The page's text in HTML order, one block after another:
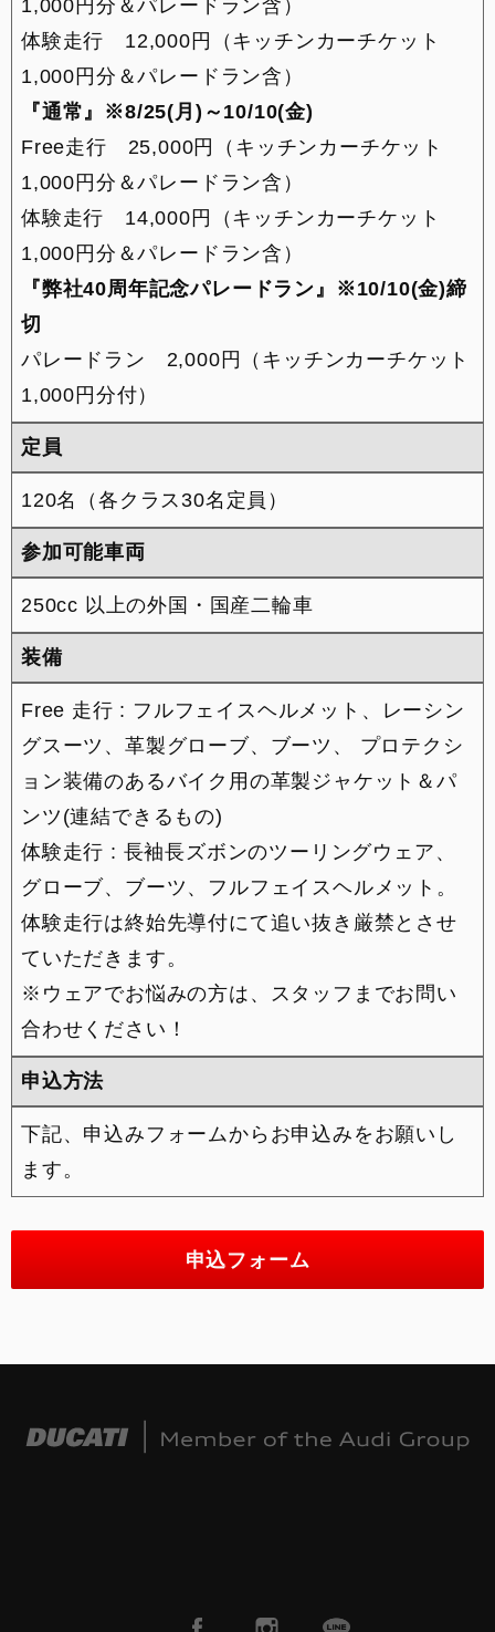
1,000円分＆パレードラン含）
体験走行 12,000円（キッチンカーチケット
1,000円分＆パレードラン含）
『通常』※8/25(月)～10/10(金)
Free走行 25,000円（キッチンカーチケット
1,000円分＆パレードラン含）
体験走行 14,000円（キッチンカーチケット
1,000円分＆パレードラン含）
『弊社40周年記念パレードラン』※10/10(金)締
切
パレードラン 2,000円（キッチンカーチケット
1,000円分付）
定員
120名（各クラス30名定員）
参加可能車両
250cc 以上の外国・国産二輪車
装備
Free 走行 : フルフェイスヘルメット、レーシン
グスーツ、革製グローブ、ブーツ、 プロテクシ
ョン装備のあるバイク用の革製ジャケット＆パ
ンツ(連結できるもの)
体験走行 : 長袖長ズボンのツーリングウェア、
グローブ、ブーツ、フルフェイスヘルメット。
体験走行は終始先導付にて追い抜き厳禁とさせ
ていただきます。
※ウェアでお悩みの方は、スタッフまでお問い
合わせください！
申込方法
下記、申込みフォームからお申込みをお願いし
ます。
申込フォーム